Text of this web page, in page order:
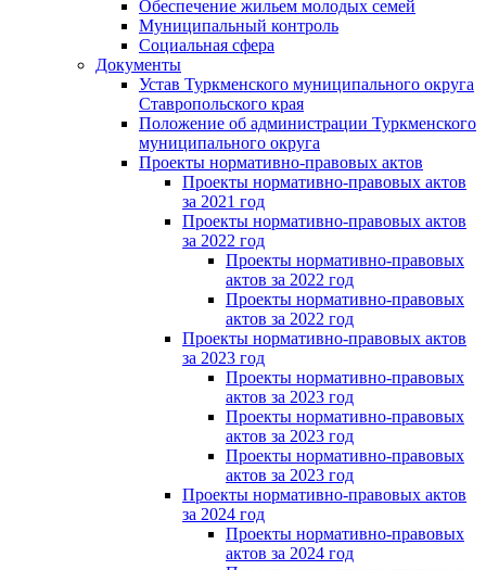
Обеспечение жильем молодых семей
Муниципальный контроль
Социальная сфера
Документы
Устав Туркменского муниципального округа
Ставропольского края
Положение об администрации Туркменского
муниципального округа
Проекты нормативно-правовых актов
Проекты нормативно-правовых актов
за 2021 год
Проекты нормативно-правовых актов
за 2022 год
Проекты нормативно-правовых
актов за 2022 год
Проекты нормативно-правовых
актов за 2022 год
Проекты нормативно-правовых актов
за 2023 год
Проекты нормативно-правовых
актов за 2023 год
Проекты нормативно-правовых
актов за 2023 год
Проекты нормативно-правовых
актов за 2023 год
Проекты нормативно-правовых актов
за 2024 год
Проекты нормативно-правовых
актов за 2024 год